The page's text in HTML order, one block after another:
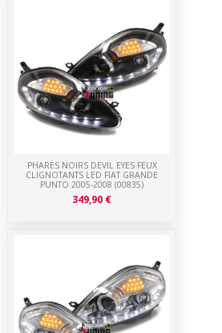
PHARES NOIRS DEVIL EYES FEUX
CLIGNOTANTS LED FIAT GRANDE
PUNTO 2005-2008 (00835)
349,90 €